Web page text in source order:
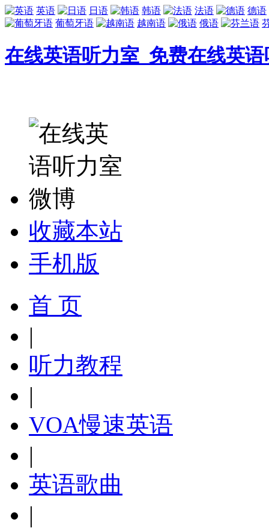
英语 日语 韩语 法语
德语
葡萄牙语
越南语 俄语
在线英语听力室_免费在线英
收藏本站
手机版
首 页
|
听力教程
|
VOA慢速英语
|
英语歌曲
|